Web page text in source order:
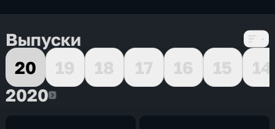
Выпуски
20
19 18 17 16 15
14
20202020